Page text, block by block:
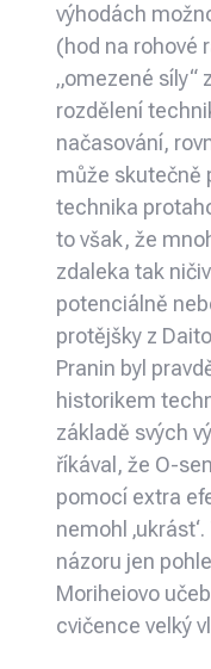
výhodách
(hod na rohové
„omezené síly“
rozdělení
načasování,
může skutečně
technika
to však, že
zdaleka tak
potenciálně
protějšky z
Pranin byl
historikem
základě svých
říkával, že O-
pomocí extra
nemohl
názoru jen
Moriheiovo
cvičence velký